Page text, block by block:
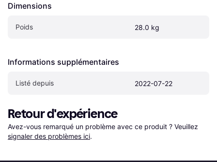
Dimensions
Poids 28.0 kg
Informations supplémentaires
Listé depuis 2022-07-22
Retour d'expérience
Avez-vous remarqué un problème avec ce produit ? Veuillez
signaler des problèmes ici.